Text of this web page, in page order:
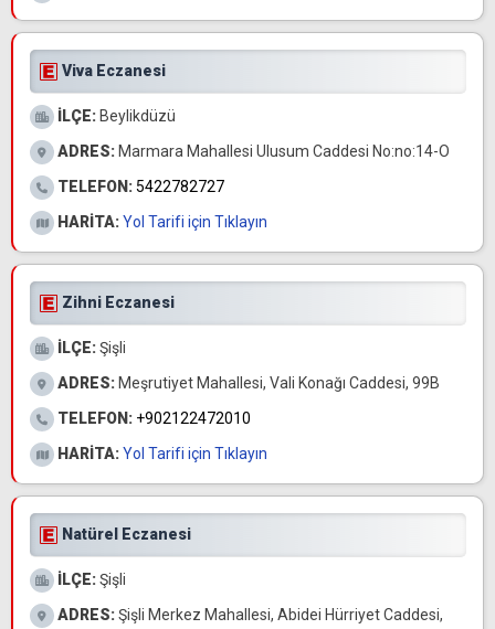
Viva Eczanesi
İLÇE: Beylikdüzü
ADRES: Marmara Mahallesi Ulusum Caddesi No:no:14-O
TELEFON:5422782727
HARİTA:Yol Tarifi için Tıklayın
Zihni Eczanesi
İLÇE:Şişli
ADRES: Meşrutiyet Mahallesi, Vali Konağı Caddesi, 99B
TELEFON: +902122472010
HARİTA:Yol Tarifi için Tıklayın
Natürel Eczanesi
İLÇE:Şişli
ADRES:Şişli Merkez Mahallesi, Abidei Hürriyet Caddesi,